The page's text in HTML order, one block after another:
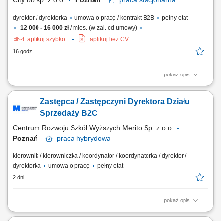
dyrektor / dyrektorka umowa o pracę / kontrakt B2B
pełny etat
12 000 - 16 000 zł/ mies. (w zal. od umowy)
aplikuj szybko
aplikuj bez CV
16 godz.
pokaż opis
Odpowiedzialność za realizację strategii sprzedażowej hotelu oraz
konferencji, eventów, gastronomii i usług dodatkowych; Aktywne
pozyskiwanie nowych klientów w segmentach corporate, MICE, leisure,
Zastępca / Zastępczyni Dyrektora Działu
Sprzedaży B2C
Centrum Rozwoju Szkół Wyższych Merito Sp. z o.o.
Poznań
praca hybrydowa
kierownik / kierowniczka / koordynator / koordynatorka / dyrektor /
dyrektorka
umowa o pracę pełny etat
2 dni
pokaż opis
Zakres obowiązków: Współtworzenie i realizacja strategii sprzedaży